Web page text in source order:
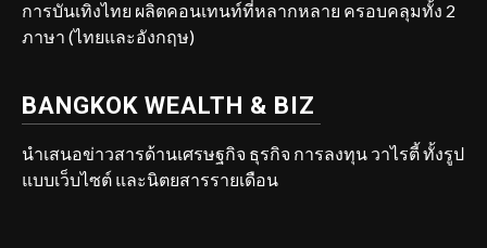
การบันเทิงไทย ผลิตคอนเทนท์ที่หลากหลาย ครอบคลุมทั้ง 2
ภาษา (ไทยและอังกฤษ)
BANGKOK WEALTH & BIZ
นำเสนอข่าวสารด้านเศรษฐกิจ ธุรกิจ การลงทุน วาไรตี้ ทั้งรูป
แบบเว็บไซต์ และนิตยสารรายเดือน